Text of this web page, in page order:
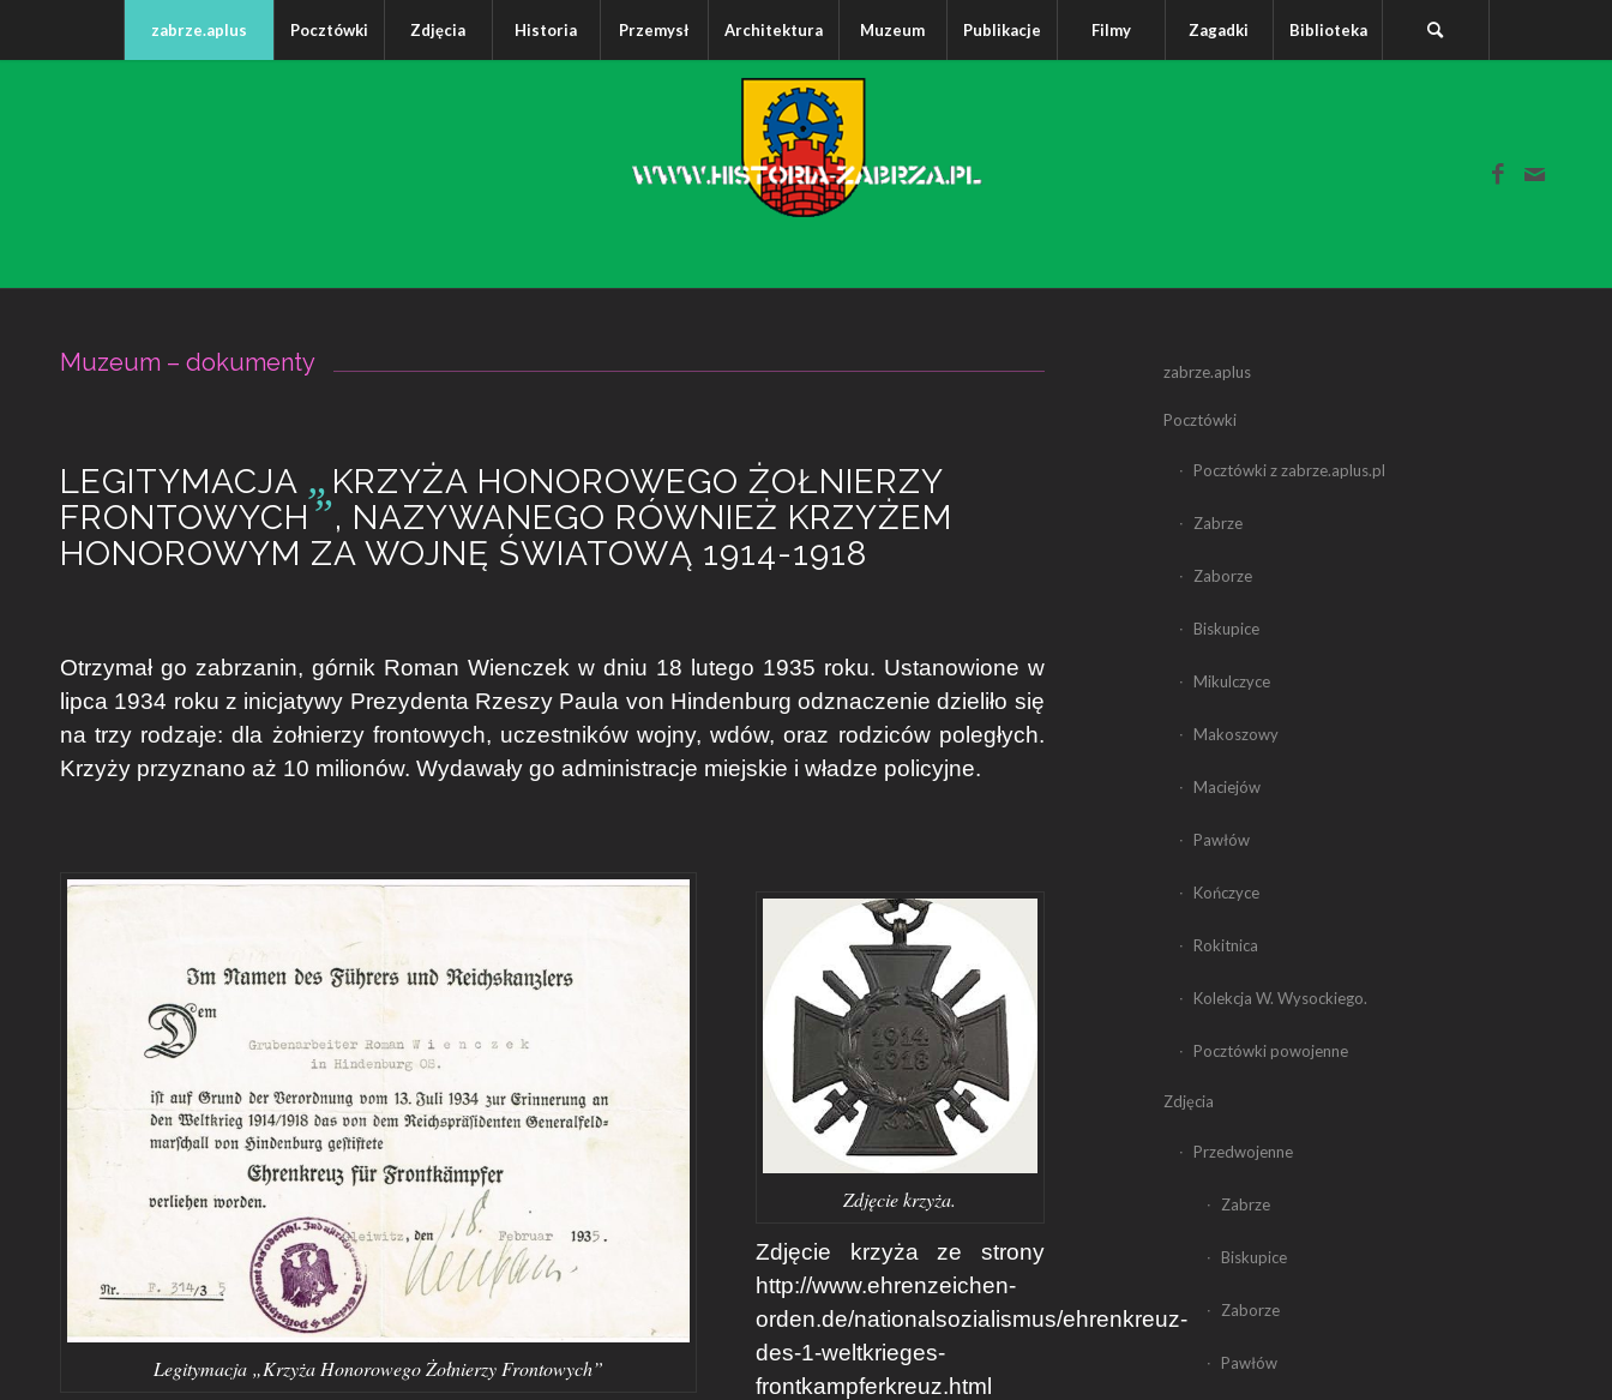
zabrze.aplus Pocztówki Zdjęcia Historia Przemysł Architektura Muzeum Publikacje Filmy Zagadki Biblioteka
Muzeum – dokumenty
LEGITYMACJA „ KRZYŻA HONOROWEGO ŻOŁNIERZY
FRONTOWYCH”, NAZYWANEGO RÓWNIEŻ KRZYŻEM
HONOROWYM ZA WOJNĘ ŚWIATOWĄ 1914-1918
Otrzymał go zabrzanin, górnik Roman Wienczek w dniu 18 lutego 1935 roku. Ustanowione w
lipca 1934 roku z inicjatywy Prezydenta Rzeszy Paula von Hindenburg odznaczenie dzieliło się
na trzy rodzaje: dla żołnierzy frontowych, uczestników wojny, wdów, oraz rodziców poległych.
Krzyży przyznano aż 10 milionów. Wydawały go administracje miejskie i władze policyjne.
Legitymacja „Krzyża Honorowego Żołnierzy Frontowych”
Zdjęcie krzyża.
Zdjęcie krzyża ze strony
http://www.ehrenzeichen-
orden.de/nationalsozialismus/ehrenkreuz-
des-1-weltkrieges-
frontkampferkreuz.html
zabrze.aplus
Pocztówki
Pocztówki z zabrze.aplus.pl
Zabrze
Zaborze
Biskupice
Mikulczyce
Makoszowy
Maciejów
Pawłów
Kończyce
Rokitnica
Kolekcja W. Wysockiego.
Pocztówki powojenne
Zdjęcia
Przedwojenne
Zabrze
Biskupice
Zaborze
Pawłów